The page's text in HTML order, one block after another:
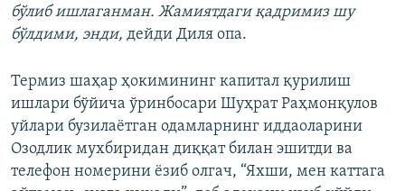
бўлиб ишлаганман. Жамиятдаги қадримиз шу
бўлдими, энди, дейди Диля опа.
Термиз шаҳар ҳокимининг капитал қурилиш
ишлари бўйича ўринбосари Шуҳрат Раҳмонқулов
уйлари бузилаётган одамларнинг иддаоларини
Озодлик мухбиридан диққат билан эшитди ва
телефон номерини ёзиб олгач, “Яхши, мен каттага